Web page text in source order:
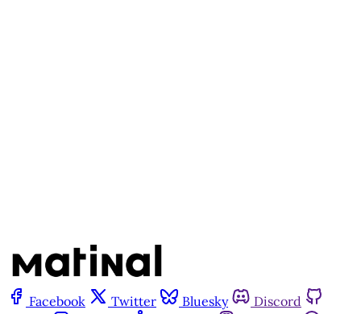
Facebook Twitter Bluesky
Discord